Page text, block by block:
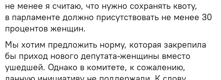
не менее я считаю, что нужно сохранять квоту,
в парламенте должно присутствовать не менее 30
процентов женщин.
Мы хотим предложить норму, которая закрепила
бы приход нового депутата-женщины вместо
ушедшей. Однако в комитете, к сожалению,